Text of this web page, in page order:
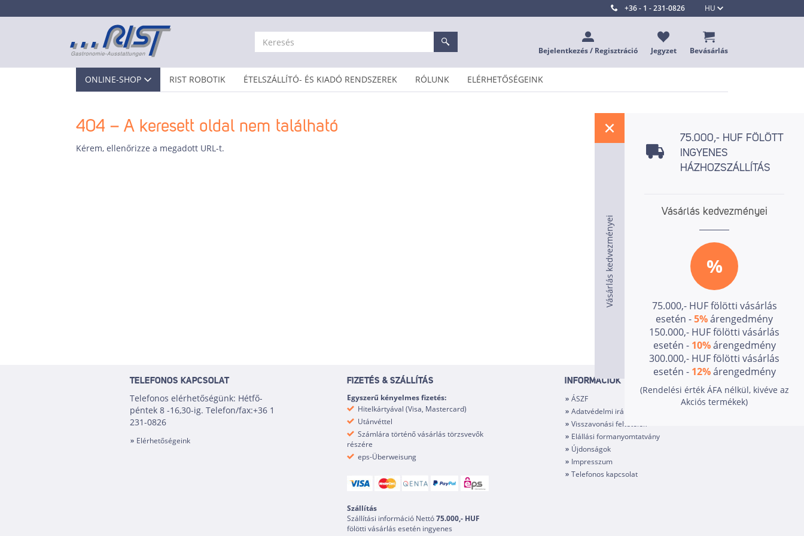
HU
+36 - 1 - 231-0826
Bejelentkezés / Regisztráció Jegyzet Bevásárlás
ONLINE-SHOP RIST ROBOTIK ÉTELSZÁLLÍTÓ- ÉS KIADÓ RENDSZEREK RÓLUNK ELÉRHETŐSÉGEINK
404 – A keresett oldal nem található
Kérem, ellenőrizze a megadott URL-t.
TELEFONOS KAPCSOLAT
Telefonos elérhetőségünk: Hétfő-
péntek 8 -16,30-ig. Telefon/fax:+36 1
231-0826
Elérhetőségeink
FIZETÉS & SZÁLLÍTÁS
Egyszerű kényelmes fizetés:
Hitelkártyával (Visa, Mastercard)
Utánvéttel
Számlára történő vásárlás törzsvevők
részére
eps-Überweisung
Szállítás
Szállítási információ Nettó75.000,- HUF
fölötti vásárlás esetén ingyenes
INFORMÁCIÓK
ÁSZF
Adatvédelmi irányelvek
Visszavonási feltételek
Elállási formanyomtatvány
Újdonságok
Impresszum
Telefonos kapcsolat
Vásárlás kedvezményei
75.000,- HUF FÖLÖTT
INGYENES
HÁZHOZSZÁLLÍTÁS
Vásárlás kedvezményei
%
75.000,- HUF fölötti vásárlás
esetén -5%árengedmény
150.000,- HUF fölötti vásárlás
esetén - 10%árengedmény
300.000,- HUF fölötti vásárlás
esetén - 12%árengedmény
(Rendelési érték ÁFA nélkül, kivéve az
Akciós termékek)